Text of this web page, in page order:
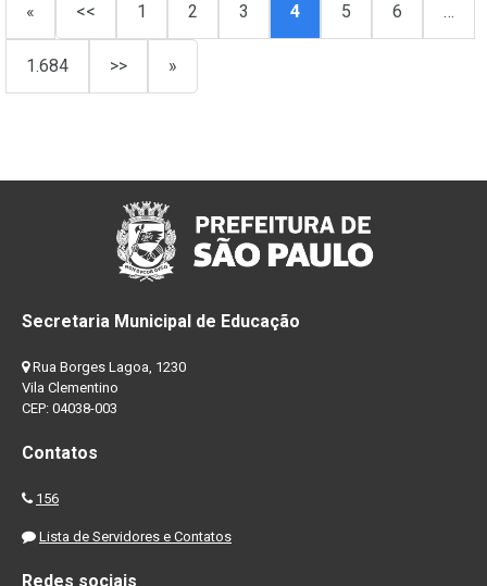
« << 1 2 3 4 5 6 …
1.684 >> »
Secretaria Municipal de Educação
Rua Borges Lagoa, 1230
Vila Clementino
CEP: 04038-003
Contatos
156
Lista de Servidores e Contatos
Redes sociais